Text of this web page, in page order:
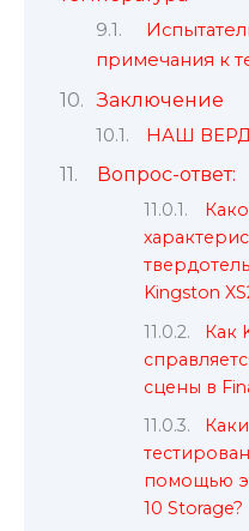
примечания к
Заключение
НАШ
Вопрос-ответ:
Kingston
Как
сцены в
помощью
10 Storage?